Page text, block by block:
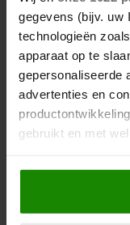
gegevens (bijv. uw
technologieën
apparaat op te
gepersonaliseerde
advertenties en
gebruikt en met
Als u het toestaat,
Informatie
locatie, die tot
08/08/
PRINS
VOOR
KINDEREN